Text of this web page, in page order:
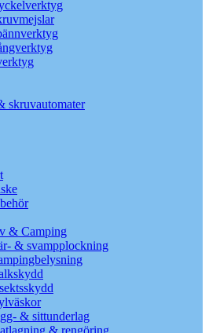
skruvautomater
& Camping
& svampplockning
& sittunderlag
& rengöring